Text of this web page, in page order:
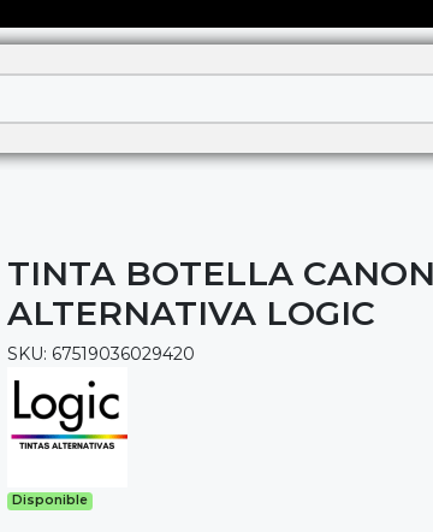
TINTA BOTELLA
ALTERNATIVA LOGIC
SKU: 67519036029420
Disponible